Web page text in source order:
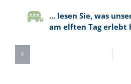
... lesen Sie, was
am elften Tag erlebt